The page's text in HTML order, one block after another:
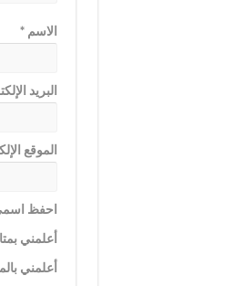
الاسم*
البريد
الموقع
احفظ
أعلمني
أعلمني